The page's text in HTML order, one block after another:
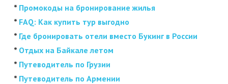
* Промокоды на бронирование жилья
* FAQ: Как купить тур выгодно
* Где бронировать отели вместо Букинг в России
* Отдых на Байкале летом
* Путеводитель по Грузии
* Путеводитель по Армении